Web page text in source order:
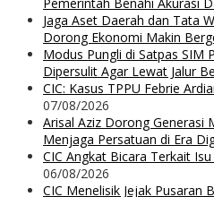
Jaga Aset Daerah dan Tata
Dorong Ekonomi Makin
Modus Pungli di Satpas SIM
Dipersulit Agar Lewat Jalur
CIC: Kasus TPPU Febrie
07/08/2026
Arisal Aziz Dorong Generasi
Menjaga Persatuan di Era
CIC Angkat Bicara Terkait
06/08/2026
CIC Menelisik Jejak Pusaran